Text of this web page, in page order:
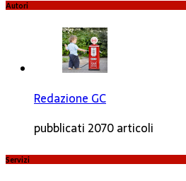
Autori
Redazione GC
pubblicati 2070 articoli
Servizi